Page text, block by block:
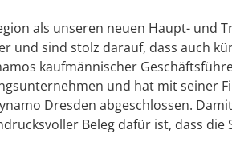
als unseren neuen Haupt- und
und sind stolz darauf, dass auch
kaufmännischer
und hat mit seiner
Dresden abgeschlossen.
Beleg dafür ist, dass die